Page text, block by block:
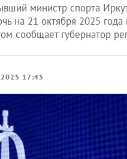
министр спорта
на 21 октября 2025
сообщает губернатор
17:45